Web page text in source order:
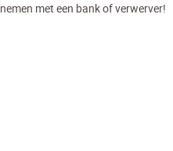
nemen met een bank of verwerver!